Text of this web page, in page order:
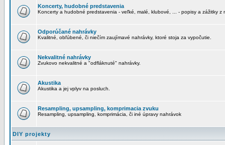
Koncerty, hudobné predstavenia
Koncerty a hudobné predstavenia - veľké, malé, klubové, ... - popisy a zážitky z
Odporúčané nahrávky
Kvalitné, obľúbené, či niečím zaujímavé nahrávky, ktoré stoja za vypočutie.
Nekvalitné nahrávky
Zvukovo nekvalitné a "odfláknuté" nahrávky.
Akustika
Akustika a jej vplyv na posluch.
Resampling, upsampling, komprimacia zvuku
Resampling, upsampling, komprimácia, či iné úpravy nahrávok
DIY projekty